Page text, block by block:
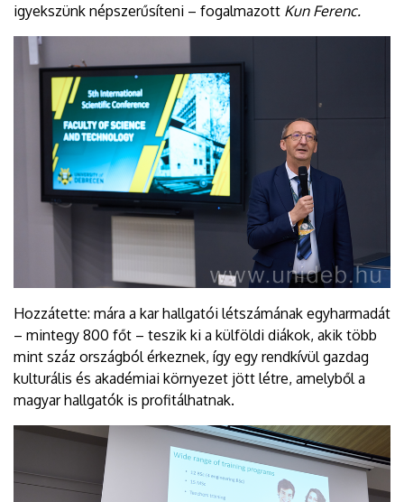
igyekszünk népszerűsíteni – fogalmazott Kun Ferenc.
Hozzátette: mára a kar hallgatói létszámának egyharmadát
– mintegy 800 főt – teszik ki a külföldi diákok, akik több
mint száz országból érkeznek, így egy rendkívül gazdag
kulturális és akadémiai környezet jött létre, amelyből a
magyar hallgatók is profitálhatnak.